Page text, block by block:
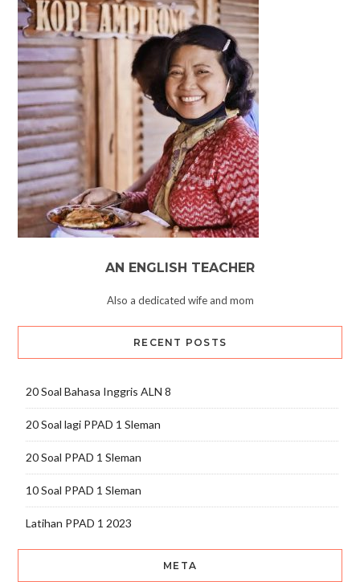
AN ENGLISH TEACHER
Also a dedicated wife and mom
RECENT POSTS
20 Soal Bahasa Inggris ALN 8
20 Soal lagi PPAD 1 Sleman
20 Soal PPAD 1 Sleman
10 Soal PPAD 1 Sleman
Latihan PPAD 1 2023
META